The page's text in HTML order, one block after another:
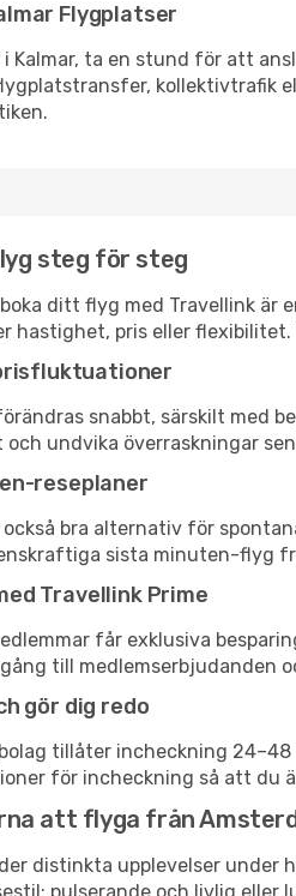
Flygplatser
i Kalmar, ta en stund för att
kollektivtrafik
steg för steg
ditt flyg med Travellink är
hastighet, pris eller flexibilitet.
snabbt, särskilt med
undvika överraskningar
reseplaner
också bra alternativ för
sista minuten-flyg
Travellink Prime
får exklusiva
till medlemserbjudanden
gör dig redo
tillåter incheckning
för incheckning så att du
att flyga från
distinkta upplevelser under